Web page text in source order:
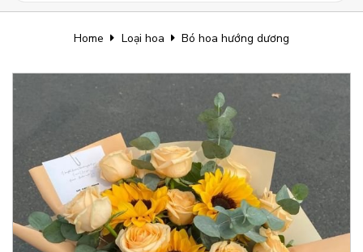
Home Loại hoa Bó hoa hướng dương